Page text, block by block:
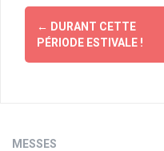
Navigation
d'article
← DURANT CETTE
PÉRIODE ESTIVALE !
MESSES